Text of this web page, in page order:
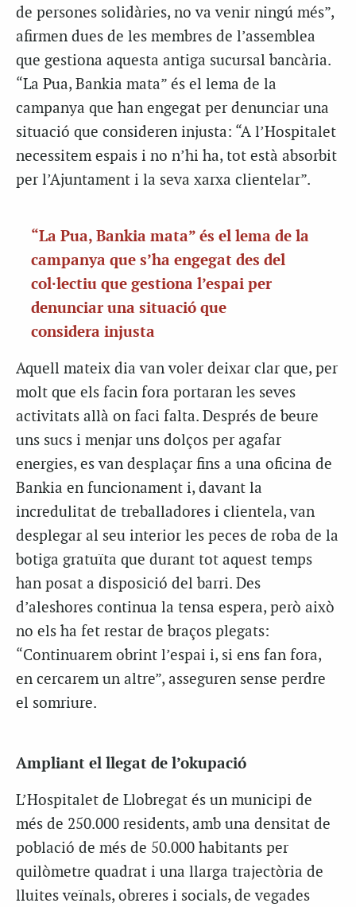
de persones solidàries, no va venir ningú més”,
afirmen dues de les membres de l’assemblea
que gestiona aquesta antiga sucursal bancària.
“La Pua, Bankia mata” és el lema de la
campanya que han engegat per denunciar una
situació que consideren injusta: “A l’Hospitalet
necessitem espais i no n’hi ha, tot està absorbit
per l’Ajuntament i la seva xarxa clientelar”.
“La Pua, Bankia mata” és el lema de la
campanya que s’ha engegat des del
col·lectiu que gestiona l’espai per
denunciar una situació que
considera injusta
Aquell mateix dia van voler deixar clar que, per
molt que els facin fora portaran les seves
activitats allà on faci falta. Després de beure
uns sucs i menjar uns dolços per agafar
energies, es van desplaçar fins a una oficina de
Bankia en funcionament i, davant la
incredulitat de treballadores i clientela, van
desplegar al seu interior les peces de roba de la
botiga gratuïta que durant tot aquest temps
han posat a disposició del barri. Des
d’aleshores continua la tensa espera, però això
no els ha fet restar de braços plegats:
“Continuarem obrint l’espai i, si ens fan fora,
en cercarem un altre”, asseguren sense perdre
el somriure.
Ampliant el llegat de l’okupació
L’Hospitalet de Llobregat és un municipi de
més de 250.000 residents, amb una densitat de
població de més de 50.000 habitants per
quilòmetre quadrat i una llarga trajectòria de
lluites veïnals, obreres i socials, de vegades